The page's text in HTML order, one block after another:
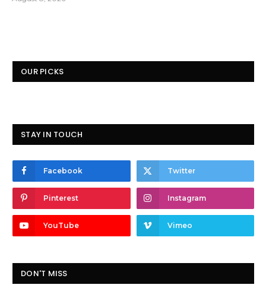
OUR PICKS
STAY IN TOUCH
Facebook Twitter
Pinterest Instagram
YouTube Vimeo
DON'T MISS